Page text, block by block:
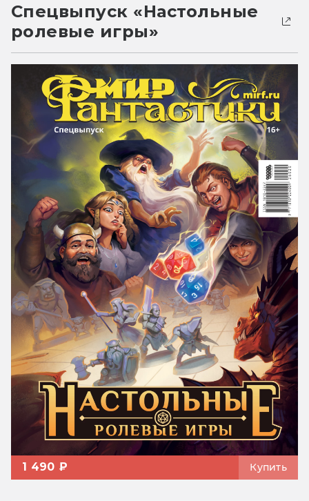
Спецвыпуск «Настольные
ролевые игры»
1 490 ₽ Купить